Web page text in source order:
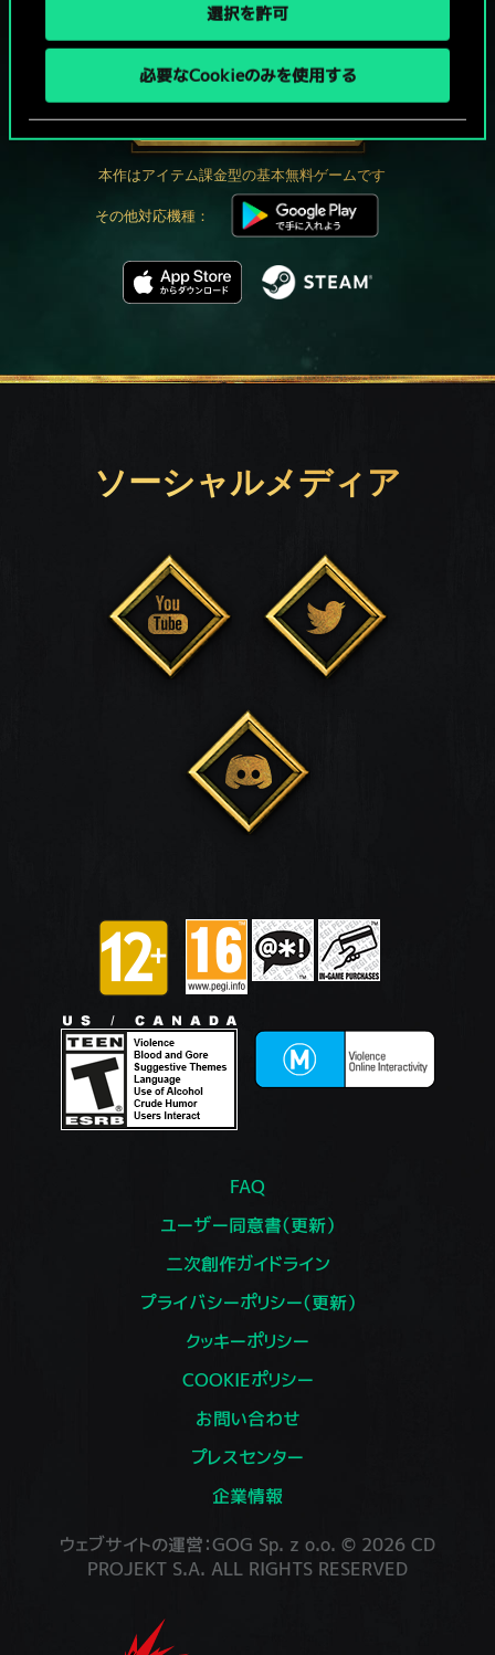
選択を許可
必要なCookieのみを使用する
グウェントでひと勝負といかない
か？
PCで無料プレイ！
本作はアイテム課金型の基本無料ゲームです
その他対応機種：
ソーシャルメディア
FAQ
ユーザー同意書（更新）
二次創作ガイドライン
プライバシーポリシー（更新）
クッキーポリシー
COOKIEポリシー
お問い合わせ
プレスセンター
企業情報
ウェブサイトの運営：GOG Sp. z o.o. © 2026 CD
PROJEKT S.A. ALL RIGHTS RESERVED